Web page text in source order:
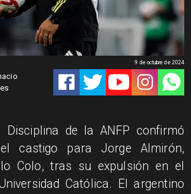
9 de octubre de 2024
Disciplina de la ANFP confirmó
castigo para Jorge Almirón,
Colo, tras su expulsión en el
Católica. El argentino